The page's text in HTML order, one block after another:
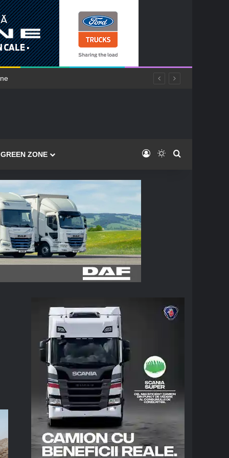
GREEN ZONE Log InSwitch skin